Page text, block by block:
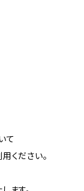
て
ください。